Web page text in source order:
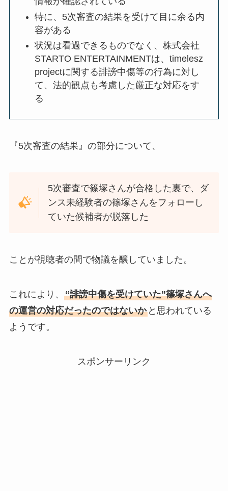
特に、5次審査の結果を受けて目に余る内
容がある
状況は看過できるものでなく、株式会社
STARTO ENTERTAINMENTは、timelesz
projectに関する誹謗中傷等の行為に対し
て、法的観点も考慮した厳正な対応をす
る
『5次審査の結果』の部分について、
5次審査で篠塚さんが合格した裏で、ダ
ンス未経験者の篠塚さんをフォローし
ていた候補者が脱落した
ことが視聴者の間で物議を醸していました。
これにより、 “誹謗中傷を受けていた”篠塚さんへ
の運営の対応だったのではないかと思われている
ようです。
スポンサーリンク